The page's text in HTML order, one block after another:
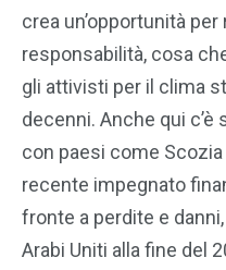
crea un’opportunità
responsabilità, cosa
gli attivisti per il clima
decenni. Anche qui
con paesi come
recente impegnato
fronte a perdite e
Arabi Uniti alla fine del